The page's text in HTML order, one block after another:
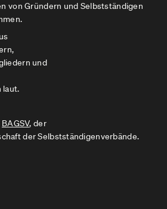
von Gründern und Selbstständigen
und
laut.
BAGSV, der
der Selbstständigenverbände.